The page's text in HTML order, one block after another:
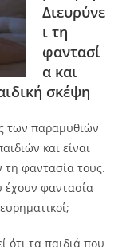
Διευρύνε
ι τη
φαντασί
α και
σκέψη
των παραμυθιών
και είναι
τη φαντασία τους.
έχουν φαντασία
ότι τα παιδιά που